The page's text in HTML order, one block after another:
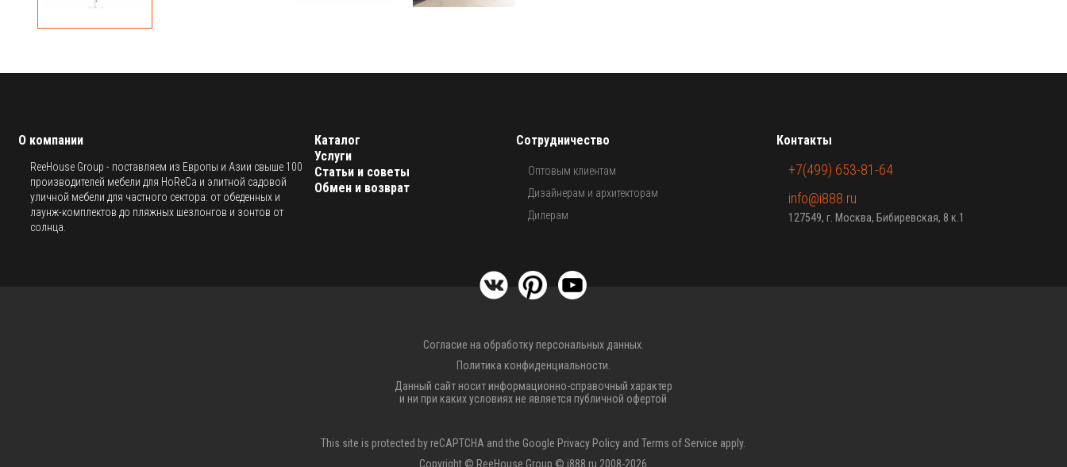
О компании
ReeHouse Group - поставляем из Европы и Азии свыше 100
производителей мебели для HoReCa и элитной садовой
уличной мебели для частного сектора: от обеденных и
лаунж-комплектов до пляжных шезлонгов и зонтов от
солнца.
Каталог
Услуги
Статьи и советы
Обмен и возврат
Сотрудничество
Оптовым клиентам
Дизайнерам и архитекторам
Дилерам
Контакты
+7(499) 653-81-64
info@i888.ru
127549, г. Москва, Бибиревская, 8 к.1
Согласие на обработку персональных данных.
Политика конфиденциальности.
Данный сайт носит информационно-справочный характер
и ни при каких условиях не является публичной офертой
This site is protected by reCAPTCHA and the Google Privacy Policy andTerms of Service apply.
Copyright © ReeHouse Group © i888.ru 2008-2026